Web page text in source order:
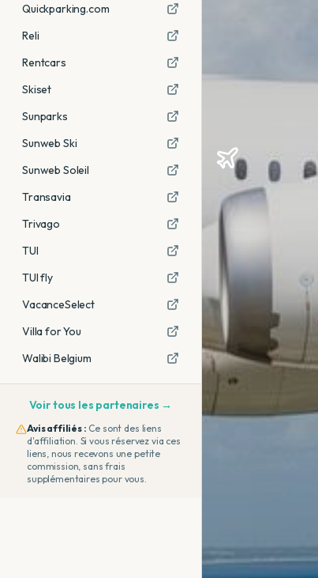
Quickparking.com
Reli
Rentcars
Skiset
Sunparks
Sunweb Ski
Sunweb Soleil
Transavia
Trivago
TUI
TUI fly
VacanceSelect
Villa for You
Walibi Belgium
Voir tous les partenaires →
Avis affiliés : Ce sont des liens
d'affiliation. Si vous réservez via ces
liens, nous recevons une petite
commission, sans frais
supplémentaires pour vous.